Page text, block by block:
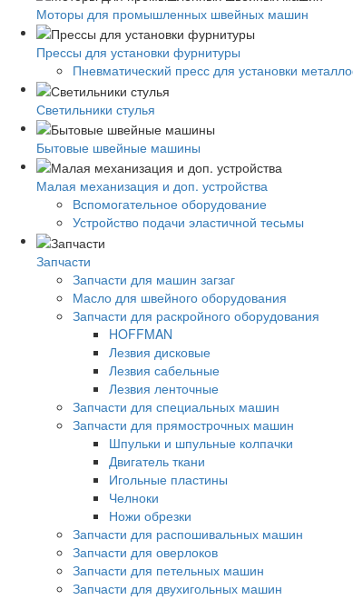
Моторы для промышленных швейных машин
Прессы для установки фурнитуры
Пневматический пресс для установки
Светильники стулья
Бытовые швейные машины
Малая механизация и доп. устройства
Вспомогательное оборудование
Устройство подачи эластичной тесьмы
Запчасти
Запчасти для машин загзаг
Масло для швейного оборудования
Запчасти для раскройного оборудования
HOFFMAN
Лезвия дисковые
Лезвия сабельные
Лезвия ленточные
Запчасти для специальных машин
Запчасти для прямострочных машин
Шпульки и шпульные колпачки
Двигатель ткани
Игольные пластины
Челноки
Ножи обрезки
Запчасти для распошивальных машин
Запчасти для оверлоков
Запчасти для петельных машин
Запчасти для двухигольных машин